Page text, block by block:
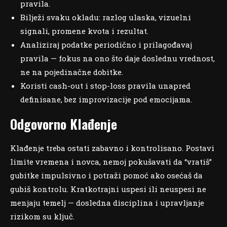
pravila.
Bilježi svaku okladu: razlog ulaska, vizuelni
signali, promene kvota i rezultat.
Analiziraj podatke periodično i prilagođavaj
pravila — fokus na ono što daje doslednu vrednost,
ne na pojedinačne dobitke.
Koristi cash-out i stop-loss pravila unapred
definisane, bez improvizacije pod emocijama.
Odgovorno Klađenje
Klađenje treba ostati zabavno i kontrolisano. Postavi
limite vremena i novca, nemoj pokušavati da “vratiš”
gubitke impulsivno i potraži pomoć ako osećaš da
gubiš kontrolu. Kratkotrajni uspesi ili neuspesi ne
menjaju temelj — dosledna disciplina i upravljanje
rizikom su ključ.